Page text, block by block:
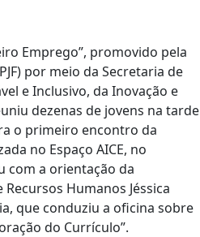
Emprego”, promovido pela
por meio da Secretaria de
e Inclusivo, da Inovação e
dezenas de jovens na tarde
o primeiro encontro da
no Espaço AICE, no
com a orientação da
Humanos Jéssica
que conduziu a oficina sobre
do Currículo”.